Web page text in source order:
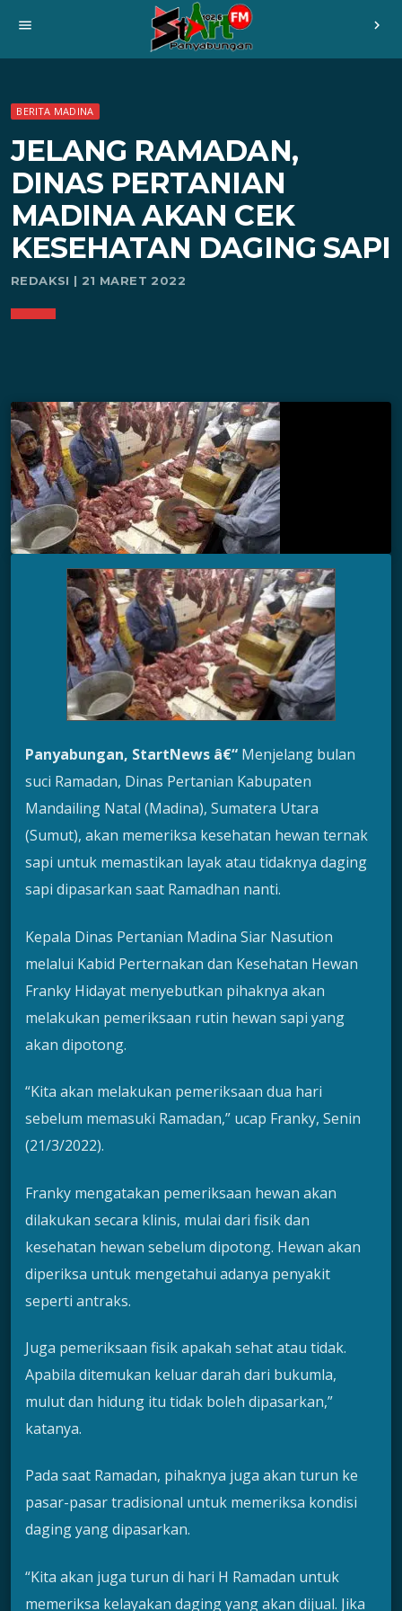
menu chevron_right
BERITA MADINA
JELANG RAMADAN,
DINAS PERTANIAN
MADINA AKAN CEK
KESEHATAN DAGING SAPI
REDAKSI | 21 MARET 2022
Panyabungan, StartNews â€“ Menjelang bulan
suci Ramadan, Dinas Pertanian Kabupaten
Mandailing Natal (Madina), Sumatera Utara
(Sumut), akan memeriksa kesehatan hewan ternak
sapi untuk memastikan layak atau tidaknya daging
sapi dipasarkan saat Ramadhan nanti.
Kepala Dinas Pertanian Madina Siar Nasution
melalui Kabid Perternakan dan Kesehatan Hewan
Franky Hidayat menyebutkan pihaknya akan
melakukan pemeriksaan rutin hewan sapi yang
akan dipotong.
“Kita akan melakukan pemeriksaan dua hari
sebelum memasuki Ramadan,” ucap Franky, Senin
(21/3/2022).
Franky mengatakan pemeriksaan hewan akan
dilakukan secara klinis, mulai dari fisik dan
kesehatan hewan sebelum dipotong. Hewan akan
diperiksa untuk mengetahui adanya penyakit
seperti antraks.
Juga pemeriksaan fisik apakah sehat atau tidak.
Apabila ditemukan keluar darah dari bukumla,
mulut dan hidung itu tidak boleh dipasarkan,”
katanya.
Pada saat Ramadan, pihaknya juga akan turun ke
pasar-pasar tradisional untuk memeriksa kondisi
daging yang dipasarkan.
“Kita akan juga turun di hari H Ramadan untuk
memeriksa kelayakan daging yang akan dijual. Jika